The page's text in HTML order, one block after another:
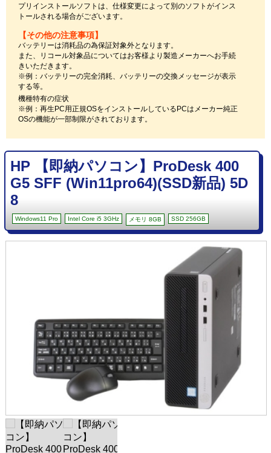
プリインストールソフトは、仕様変更によって別のソフトがインス
トールされる場合がございます。
【その他の注意事項】
バッテリーは消耗品の為保証対象外となります。
また、リコール対象品についてはお客様より製造メーカーへお手続
きいただきます。
※例：バッテリーの完全消耗、バッテリーの交換メッセージが表示
する等。
機種特有の症状
※例：再生PC用正規OSをインストールしているPCはメーカー純正
OSの機能が一部制限がされております。
HP 【即納パソコン】ProDesk 400
G5 SFF (Win11pro64)(SSD新品) 5D
8
Windows11 Pro Intel Core i5 3GHz メモリ 8GB SSD 256GB